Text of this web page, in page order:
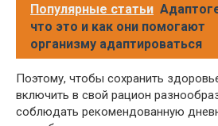
Популярные статьи
что это и как они помогают
организму адаптироваться
Поэтому, чтобы сохранить
включить в свой рацион
соблюдать рекомендованную